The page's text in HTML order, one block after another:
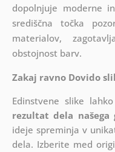
dopolnjuje moderne
središčna točka
materialov,
obstojnost barv.
Zakaj ravno Dovido
Edinstvene slike
rezultat dela našega
ideje spreminja v
dela. Izberite med